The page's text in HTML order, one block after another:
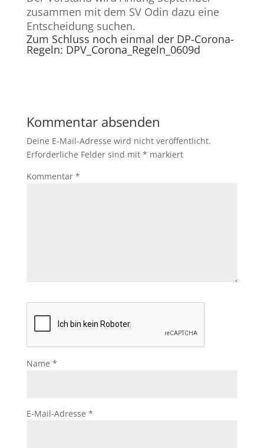
zusammen mit dem SV Odin dazu eine
Entscheidung suchen.
Zum Schluss noch einmal der DP-Corona-
Regeln: DPV_Corona_Regeln_0609d
Kommentar absenden
Deine E-Mail-Adresse wird nicht veröffentlicht.
Erforderliche Felder sind mit * markiert
Kommentar *
Name *
E-Mail-Adresse *